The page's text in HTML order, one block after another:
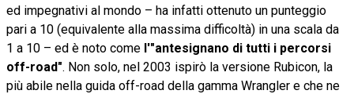
ed impegnativi al mondo – ha infatti ottenuto un punteggio
pari a 10 (equivalente alla massima difficoltà) in una scala da
1 a 10 – ed è noto come l'"antesignano di tutti i percorsi
off-road". Non solo, nel 2003 ispirò la versione Rubicon, la
più abile nella guida off-road della gamma Wrangler e che ne